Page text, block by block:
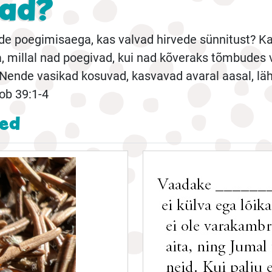
poegimisaega, kas valvad hirvede sünnitust?
millal nad poegivad, kui nad kõveraks
vasikad kosuvad, kasvavad avaral aasal,
39:1-4